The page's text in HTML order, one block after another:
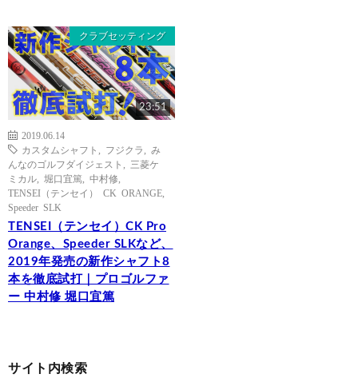
クラブセッティング
23:51
2019.06.14
カスタムシャフト
フジクラ
み
んなのゴルフダイジェスト
三菱ケ
ミカル
堀口宜篤 中村修
TENSEI（テンセイ） CK ORANGE
Speeder SLK
TENSEI（テンセイ）CK Pro
Orange、Speeder SLKなど、
2019年発売の新作シャフト8
本を徹底試打｜プロゴルファ
ー 中村修 堀口宜篤
サイト内検索